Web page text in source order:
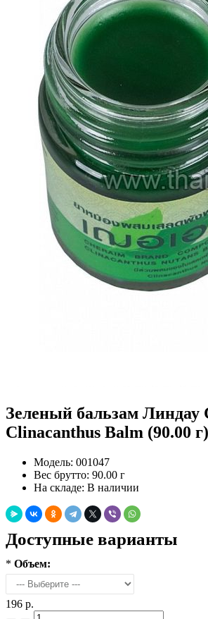
Зеленый бальзам Линдау
Clinacanthus Balm (90.00 г)
Модель: 001047
Вес брутто: 90.00 г
На складе: В наличии
Доступные варианты
* Объем:
196 р.